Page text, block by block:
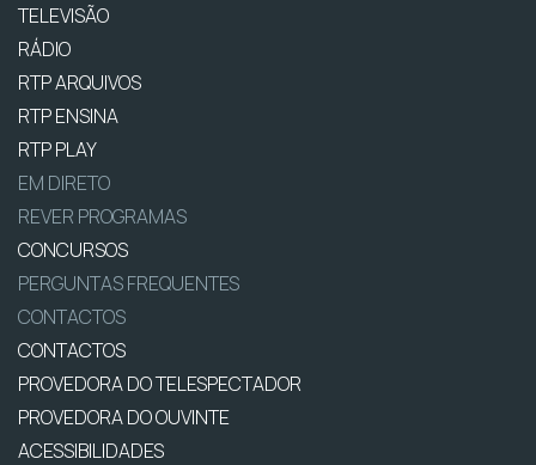
TELEVISÃO
RÁDIO
RTP ARQUIVOS
RTP ENSINA
RTP PLAY
EM DIRETO
REVER PROGRAMAS
CONCURSOS
PERGUNTAS FREQUENTES
CONTACTOS
CONTACTOS
PROVEDORA DO TELESPECTADOR
PROVEDORA DO OUVINTE
ACESSIBILIDADES